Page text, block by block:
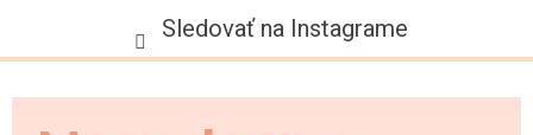
Sledovať na Instagrame